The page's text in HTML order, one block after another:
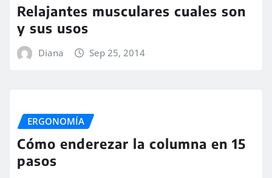
Relajantes musculares cuales son
y sus usos
Diana Sep 25, 2014
ERGONOMÍA
Cómo enderezar la columna en 15
pasos